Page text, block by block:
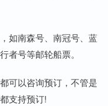
如南森号、南冠号、蓝
者号等邮轮船票。
可以咨询预订，不管是
支持预订!